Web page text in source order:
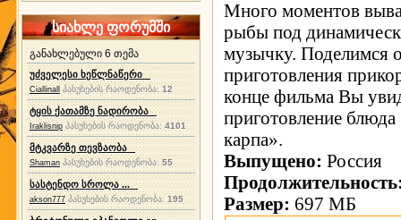
სიახლე ფორუმში
განახლებული 6 თემა
უძველესი ხეწლნაწერი
Ciallinall პასუხების რაოდენობა:12
ტყის ქათამზე ნადირობა
Iraklisnip პასუხების რაოდენობა: 4101
მტკვარზე თევზაობა
Shaman პასუხების რაოდენობა:55
სასტენდო სროლა ...
akson777 პასუხების რაოდენობა:195
Много моментов
рыбы под
музычку. Поделимся
приготовления
конце фильма Вы
приготовление
карпа».
Выпущено: Россия
Размер: 697 МБ